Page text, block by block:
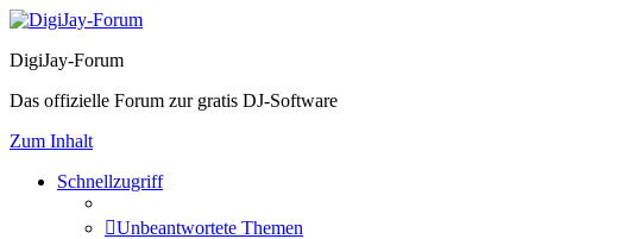
DigiJay-Forum
Das offizielle Forum zur gratis DJ-Software
Zum Inhalt
Schnellzugriff
Unbeantwortete Themen